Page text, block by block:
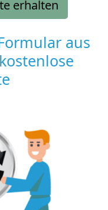
erhalten
aus